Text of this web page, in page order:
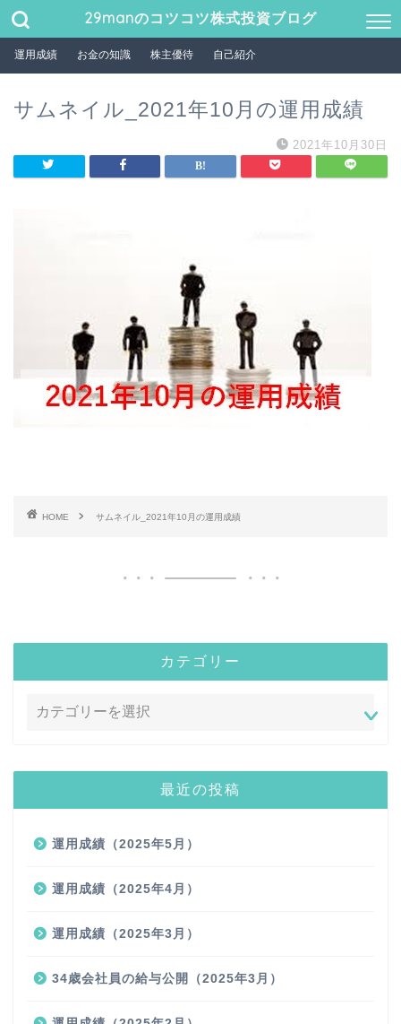
29manのコツコツ株式投資ブログ
運用成績 お金の知識 株主優待 自己紹介
サムネイル_2021年10月の運用成績
2021年10月30日
HOME サムネイル_2021年10月の運用成績
カテゴリー
最近の投稿
運用成績（2025年5月）
運用成績（2025年4月）
運用成績（2025年3月）
34歳会社員の給与公開（2025年3月）